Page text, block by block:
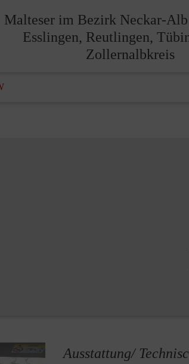
Malteser im Bezirk Neckar-
Esslingen, Reutlingen,
Zollernalbkreis
Ausstattung/